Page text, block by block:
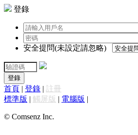
登錄
安全提問(未設定請忽略)
登錄
首頁 | 登錄 | 註冊
標準版 | 觸屏版 | 電腦版 |
© Comsenz Inc.